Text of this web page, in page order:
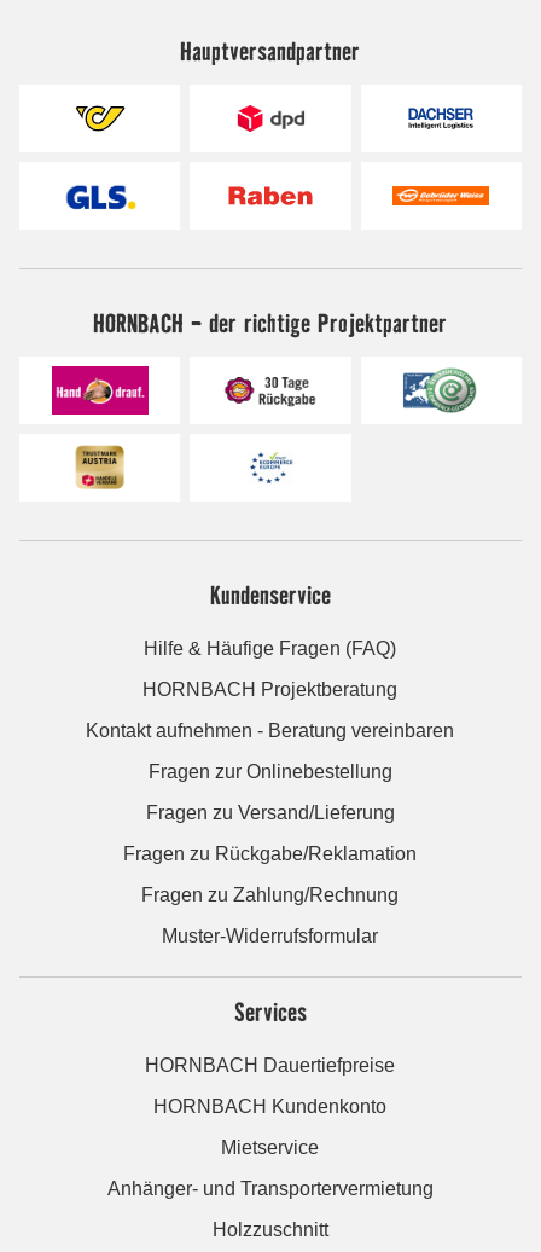
Hauptversandpartner
HORNBACH - der richtige Projektpartner
Kundenservice
Hilfe & Häufige Fragen (FAQ)
HORNBACH Projektberatung
Kontakt aufnehmen - Beratung vereinbaren
Fragen zur Onlinebestellung
Fragen zu Versand/Lieferung
Fragen zu Rückgabe/Reklamation
Fragen zu Zahlung/Rechnung
Muster-Widerrufsformular
Services
HORNBACH Dauertiefpreise
HORNBACH Kundenkonto
Mietservice
Anhänger- und Transportervermietung
Holzzuschnitt